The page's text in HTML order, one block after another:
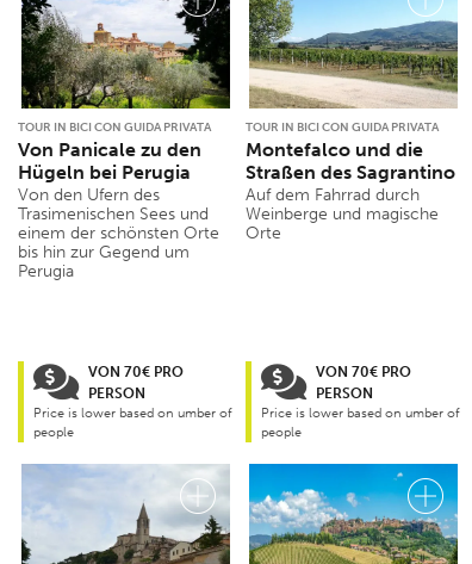
TOUR IN BICI CON GUIDA PRIVATA
Von Panicale zu den
Hügeln bei Perugia
Von den Ufern des
Trasimenischen Sees und
einem der schönsten Orte
bis hin zur Gegend um
Perugia
VON 70€ PRO
PERSON
Price is lower based on umber of
people
TOUR IN BICI CON GUIDA PRIVATA
Montefalco und die
Straßen des Sagrantino
Auf dem Fahrrad durch
Weinberge und magische
Orte
VON 70€ PRO
PERSON
Price is lower based on umber of
people